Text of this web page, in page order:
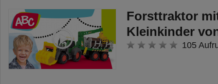
Forsttraktor
Kleinkinder
105